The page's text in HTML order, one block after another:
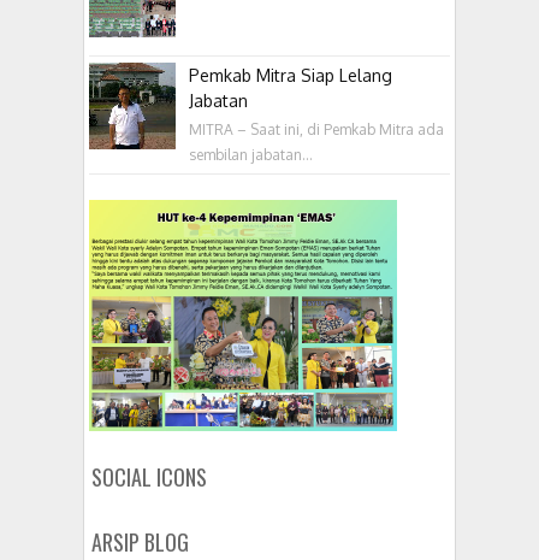
Pemkab Mitra Siap Lelang
Jabatan
MITRA – Saat ini, di Pemkab Mitra ada
sembilan jabatan...
SOCIAL ICONS
ARSIP BLOG